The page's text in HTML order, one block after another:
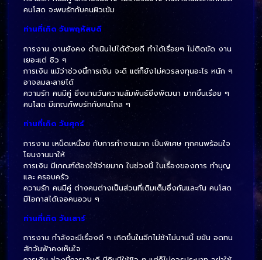
คนโสด จะพบรักกับคนผิวเข้ม
ท่านที่เกิด วันพฤหัสบดี
การงาน งานยังคง ดำเนินไปได้ด้วยดี ทำได้เรื่อยๆ ไม่ติดขัด งาน
เยอะแต่ ชิว ๆ
การเงิน แม้ว่าช่วงนี้การเงิน จะดี แต่ก็ยังไม่ควรลงทุนอะไร หนัก ๆ
อาจลมละลายได้
ความรัก คนมีคู่ ยิ่งนานวันความสัมพันธ์ยิ่งพัฒนา มากขึ้นเรื่อย ๆ
คนโสด มีเกณฑ์พบรักกับคนไกล ๆ
ท่านที่เกิด วันศุกร์
การงาน เหน็ดเหนื่อย กับการทำงานมาก เป็นพิเศษ ทุกคนพร้อมใจ
โยนงานมาให้
การเงิน มีเกณฑ์ต้องใช้จ่ายมาก ในช่วงนี้ ในเรื่องของการ ทำบุญ
และ ครอบครัว
ความรัก คนมีคู่ ต่างคนต่างเป็นส่วนที่เติมเต็มซึ่งกันและกัน คนโสด
มีโอกาสได้เจอคนอวบ ๆ
ท่านที่เกิด วันเสาร์
การงาน กำลังจะมีเรื่องดี ๆ เกิดขึ้นในอีกไม่ช้าไม่นานนี้ ขยัน อดทน
สักวันฟ้าคงเห็นใจ